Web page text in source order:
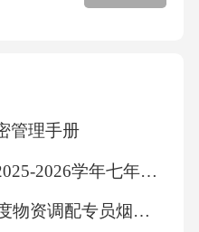
体通过减少或消除自
达到改善生态系统
过有效减轻环境问
是构造环境稳态友
，下列属于亲环境
管理手册
广东广州市天河区2025-2026学年七年级第一学期期末语文试卷（文字版含答案）
2026年烟草仓储季度物资调配专员烟草公司招聘考试笔试试题（含答案）